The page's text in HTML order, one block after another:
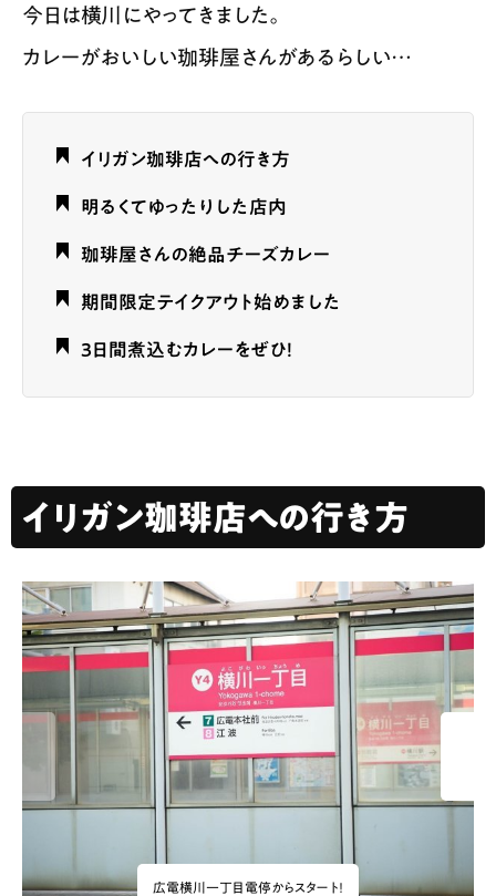
今日は横川にやってきました。
カレーがおいしい珈琲屋さんがあるらしい…
イリガン珈琲店への行き方
明るくてゆったりした店内
珈琲屋さんの絶品チーズカレー
期間限定テイクアウト始めました
3日間煮込むカレーをぜひ！
イリガン珈琲店への行き方
広電横川一丁目電停からスタート！